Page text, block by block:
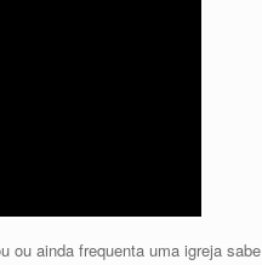
ou ainda frequenta uma igreja sabe